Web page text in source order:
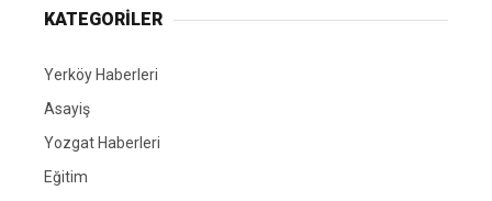
KATEGORİLER
Yerköy Haberleri
Asayiş
Yozgat Haberleri
Eğitim